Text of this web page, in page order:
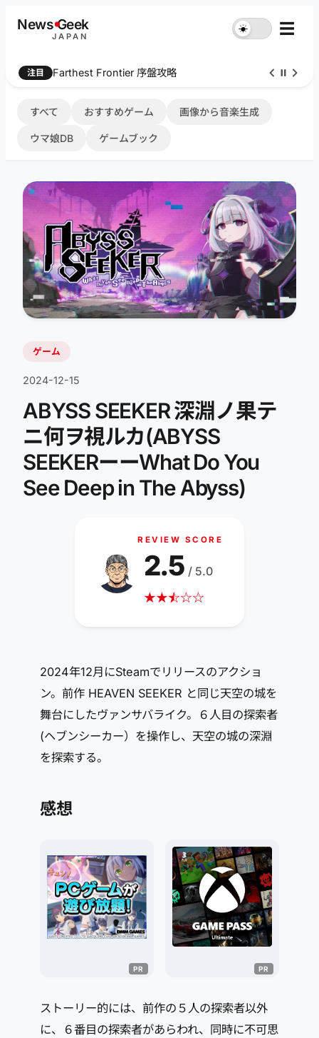
NewsGeek
JAPAN
☀︎ ☰
注目 Farthest Frontier 序盤攻略
すべて おすすめゲーム 画像から音楽生成
ウマ娘DB ゲームブック
ゲーム
2024-12-15
ABYSS SEEKER 深淵ノ果テ
ニ何ヲ視ルカ(ABYSS
SEEKERーーWhat Do You
See Deep in The Abyss)
REVIEW SCORE
★★☆
★☆☆
2.5 / 5.0
2024年12月にSteamでリリースのアクショ
ン。前作 HEAVEN SEEKER と同じ天空の城を
舞台にしたヴァンサバライク。６人目の探索者
(ヘブンシーカー）を操作し、天空の城の深淵
を探索する。
感想
ストーリー的には、前作の５人の探索者以外
に、６番目の探索者があらわれ、同時に不可思